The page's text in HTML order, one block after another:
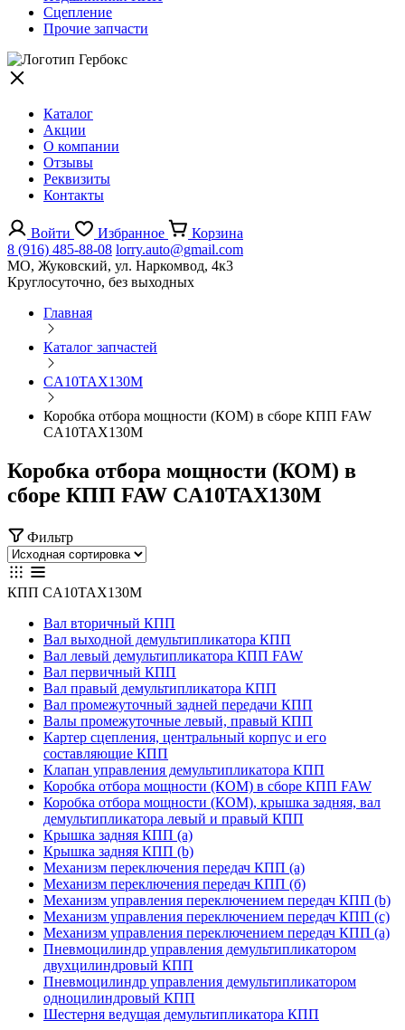
Сцепление
Прочие запчасти
Каталог
Акции
О компании
Отзывы
Реквизиты
Контакты
Войти Избранное
Корзина
8 (916) 485-88-08 lorry.auto@gmail.com
МО, Жуковский, ул. Наркомвод, 4к3
Круглосуточно, без выходных
Главная
Каталог запчастей
CA10TAX130M
Коробка отбора мощности (КОМ) в сборе КПП FAW
CA10TAX130M
Коробка отбора мощности (КОМ) в
сборе КПП FAW CA10TAX130M
Фильтр
КПП CA10TAX130M
Вал вторичный КПП
Вал выходной демультипликатора КПП
Вал левый демультипликатора КПП FAW
Вал первичный КПП
Вал правый демультипликатора КПП
Вал промежуточный задней передачи КПП
Валы промежуточные левый, правый КПП
Картер сцепления, центральный корпус и его
составляющие КПП
Клапан управления демультипликатора КПП
Коробка отбора мощности (КОМ) в сборе КПП FAW
Коробка отбора мощности (КОМ), крышка задняя, вал
демультипликатора левый и правый КПП
Крышка задняя КПП (a)
Крышка задняя КПП (b)
Механизм переключения передач КПП (а)
Механизм переключения передач КПП (б)
Механизм управления переключением передач КПП (b)
Механизм управления переключением передач КПП (c)
Механизм управления переключением передач КПП (а)
Пневмоцилиндр управления демультипликатором
двухцилиндровый КПП
Пневмоцилиндр управления демультипликатором
одноцилиндровый КПП
Шестерня ведущая демультипликатора КПП